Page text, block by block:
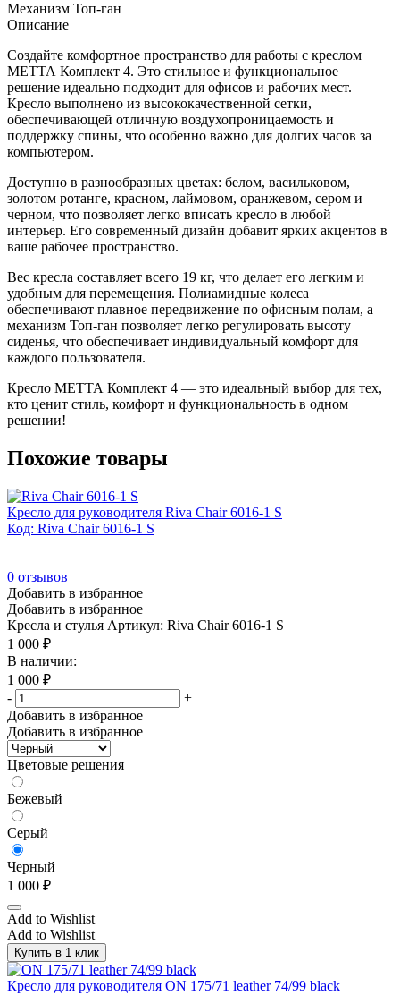
Механизм Топ-ган
Описание
Создайте комфортное пространство для работы с креслом
МЕТТА Комплект 4. Это стильное и функциональное
решение идеально подходит для офисов и рабочих мест.
Кресло выполнено из высококачественной сетки,
обеспечивающей отличную воздухопроницаемость и
поддержку спины, что особенно важно для долгих часов за
компьютером.
Доступно в разнообразных цветах: белом, васильковом,
золотом ротанге, красном, лаймовом, оранжевом, сером и
черном, что позволяет легко вписать кресло в любой
интерьер. Его современный дизайн добавит ярких акцентов в
ваше рабочее пространство.
Вес кресла составляет всего 19 кг, что делает его легким и
удобным для перемещения. Полиамидные колеса
обеспечивают плавное передвижение по офисным полам, а
механизм Топ-ган позволяет легко регулировать высоту
сиденья, что обеспечивает индивидуальный комфорт для
каждого пользователя.
Кресло МЕТТА Комплект 4 — это идеальный выбор для тех,
кто ценит стиль, комфорт и функциональность в одном
решении!
Похожие товары
Кресло для руководителя Riva Chair 6016-1 S
Код: Riva Chair 6016-1 S
0 отзывов
Добавить в избранное
Добавить в избранное
Кресла и стулья Артикул: Riva Chair 6016-1 S
1 000 ₽
В наличии:
1 000 ₽
-
+
Добавить в избранное
Добавить в избранное
Цветовые решения
Бежевый
Серый
Черный
1 000 ₽
Add to Wishlist
Add to Wishlist
Купить в 1 клик
Кресло для руководителя ON 175/71 leather 74/99 black